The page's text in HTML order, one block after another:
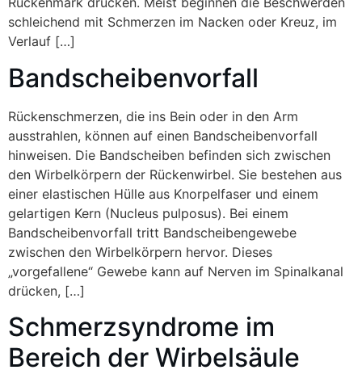
schleichend mit Schmerzen im Nacken oder Kreuz, im
Verlauf […]
Bandscheibenvorfall
Rückenschmerzen, die ins Bein oder in den Arm
ausstrahlen, können auf einen Bandscheibenvorfall
hinweisen. Die Bandscheiben befinden sich zwischen
den Wirbelkörpern der Rückenwirbel. Sie bestehen aus
einer elastischen Hülle aus Knorpelfaser und einem
gelartigen Kern (Nucleus pulposus). Bei einem
Bandscheibenvorfall tritt Bandscheibengewebe
zwischen den Wirbelkörpern hervor. Dieses
„vorgefallene“ Gewebe kann auf Nerven im Spinalkanal
drücken, […]
Schmerzsyndrome im
Bereich der Wirbelsäule